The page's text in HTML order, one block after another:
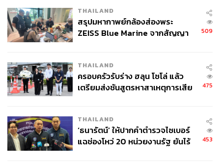
THAILAND
สรุปมหากาพย์กล้องส่องพระ
ZEISS Blue Marine จากสัญญา
จ่ายหนี้-แอบระบุแบรนด์
509
THAILAND
ครอบครัวรับร่าง ฮลุน โซโล่ แล้ว
เตรียมส่งชันสูตรหาสาเหตุการเสีย
475
THAILAND
‘ธนารัตน์’ ให้ปากคำตำรวจไซเบอร์
แฉช่องโหว่ 20 หน่วยงานรัฐ ยันไร้
453